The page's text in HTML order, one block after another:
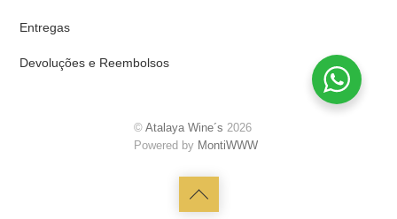
Entregas
Devoluções e Reembolsos
Back
©Atalaya Wine´s 2026
Powered by MontiWWW